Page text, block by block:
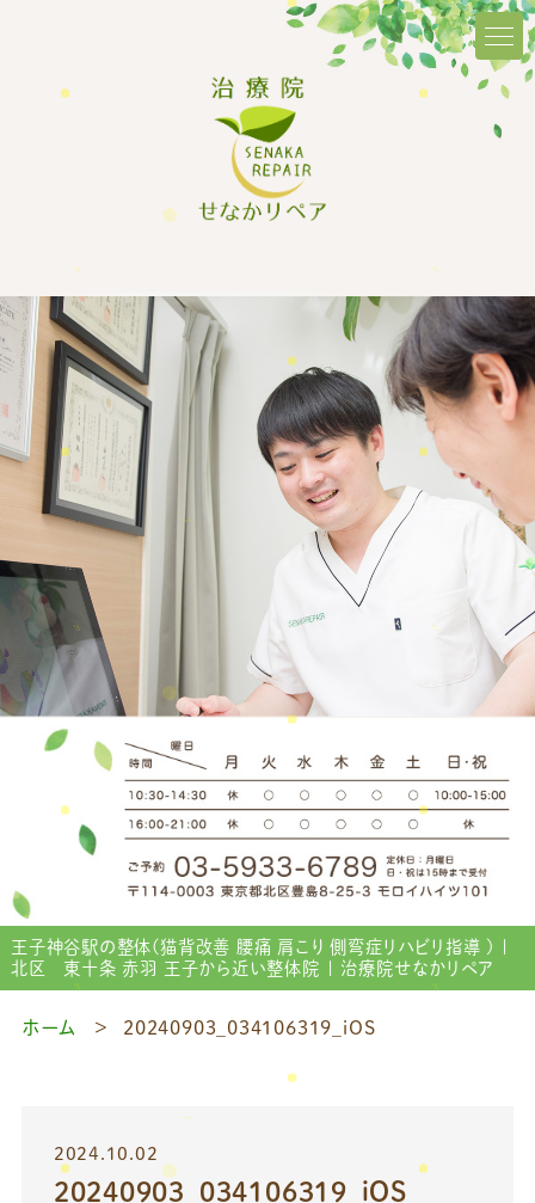
王子神谷駅の整体(猫背改善 腰痛 肩こり 側弯症リハビリ指導 ) |
北区 東十条 赤羽 王子から近い整体院 | 治療院せなかリペア
ホーム 20240903_034106319_iOS
2024.10.02
20240903_034106319_iOS